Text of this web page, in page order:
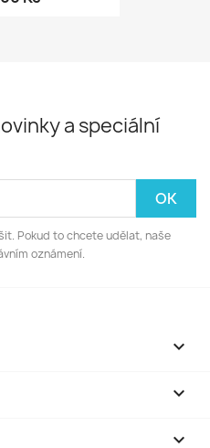
a speciální
Pokud to chcete udělat, naše
oznámení.


